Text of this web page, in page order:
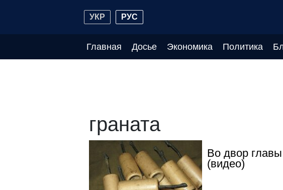
УКР РУС
Главная Досье Экономика Политика
граната
Во двор главы
(видео)